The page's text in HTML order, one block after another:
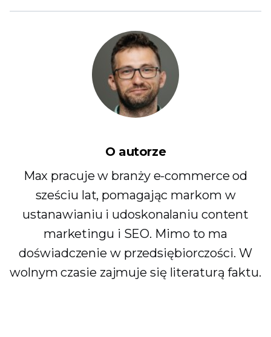
O autorze
Max pracuje w branży e-commerce od
sześciu lat, pomagając markom w
ustanawianiu i udoskonalaniu content
marketingu i SEO. Mimo to ma
doświadczenie w przedsiębiorczości. W
wolnym czasie zajmuje się literaturą faktu.